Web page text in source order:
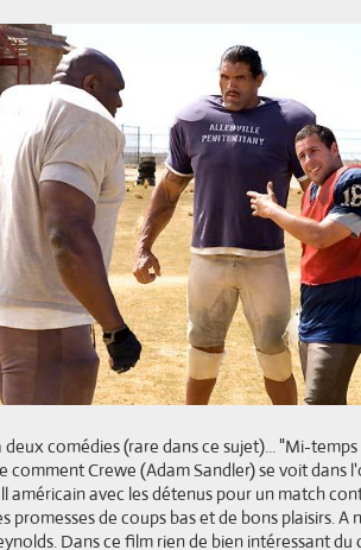
deux comédies (rare dans ce sujet)... "Mi-
comment Crewe (Adam Sandler) se voit dans
américain avec les détenus pour un match
promesses de coups bas et de bons plaisirs.
Dans ce film rien de bien intéressant